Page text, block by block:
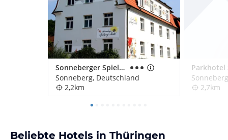
Sonneberger Spielzeug-Hotel
Sonneberg, Deutschland
2,2km
Parkhotel
2,7km
Beliebte Hotels in Thüringen